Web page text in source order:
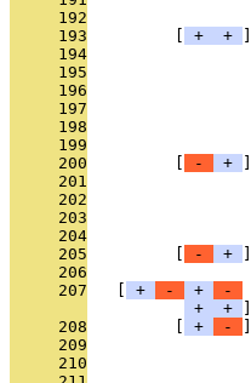
     192
     193
+ +
     194
     195
     196
     197
     198
     199
     200
- +
     201
     202
     203
     204
     205
- +
     206
     207
+ - + -
+
+
     208
+ -
     209
     210